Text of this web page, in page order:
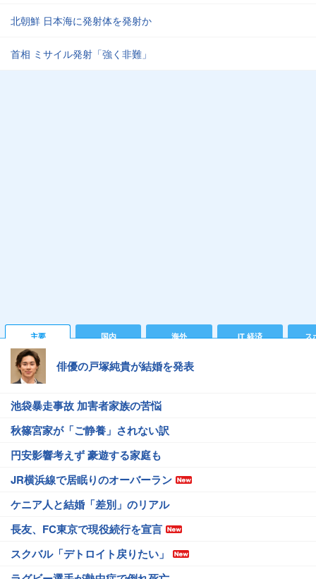
北朝鮮 日本海に発射体を発射か
首相 ミサイル発射「強く非難」
主要 国内 海外 IT 経済 ス
俳優の戸塚純貴が結婚を発表
池袋暴走事故 加害者家族の苦悩
秋篠宮家が「ご静養」されない訳
円安影響考えず 豪遊する家庭も
JR横浜線で居眠りのオーバーラン
ケニア人と結婚「差別」のリアル
長友、FC東京で現役続行を宣言
スクバル「デトロイト戻りたい」